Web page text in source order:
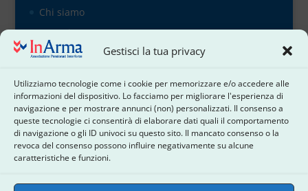
Gestisci la tua privacy
Utilizziamo tecnologie come i cookie per memorizzare e/o accedere alle
informazioni del dispositivo. Lo facciamo per migliorare l'esperienza di
navigazione e per mostrare annunci (non) personalizzati. Il consenso a
queste tecnologie ci consentirà di elaborare dati quali il comportamento
di navigazione o gli ID univoci su questo sito. Il mancato consenso o la
revoca del consenso possono influire negativamente su alcune
caratteristiche e funzioni.
Chi siamo
Organigramma
il direttivo
Cookie Policy
Dichiarazione sulla Privacy
Termini e condizioni
Disconoscimento